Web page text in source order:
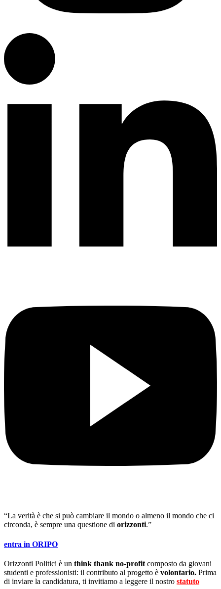
“La verità è che si può cambiare il mondo o almeno il mondo che ci
circonda, è sempre una questione di orizzonti.”
entra in ORIPO
Orizzonti Politici è un think thank no-profit composto da giovani
studenti e professionisti: il contributo al progetto è volontario. Prima
di inviare la candidatura, ti invitiamo a leggere il nostro statuto